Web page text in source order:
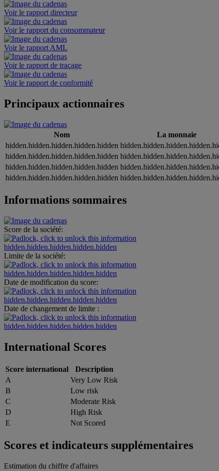
Voir le rapport directeur
Voir le rapport du consommateur
Voir le rapport AML
Voir le rapport de traçage
Voir le rapport de conformité
Principaux actionnaires
Nom
La monnaie
hidden.hidden.hidden.hidden.hidden
hidden.hidden.hidden.hidden.hidden
hidden.hidden.hidden.hidden.hidden
hidden.hidden.hidden.hidden.hidden
Informations sommaires
Score de la société:
hidden.hidden.hidden.hidden.hidden
Limite de la société:
hidden.hidden.hidden.hidden.hidden
Date de modification du score:
hidden.hidden.hidden.hidden.hidden
Date de changement de limite :
hidden.hidden.hidden.hidden.hidden
International Scores
Score international
Description
A
Very Low Risk
B
Low risk
C
Moderate Risk
D
High Risk
E
Not Scored
Scores et indicateurs supplémentaires
Estimation du chiffre d'affaires